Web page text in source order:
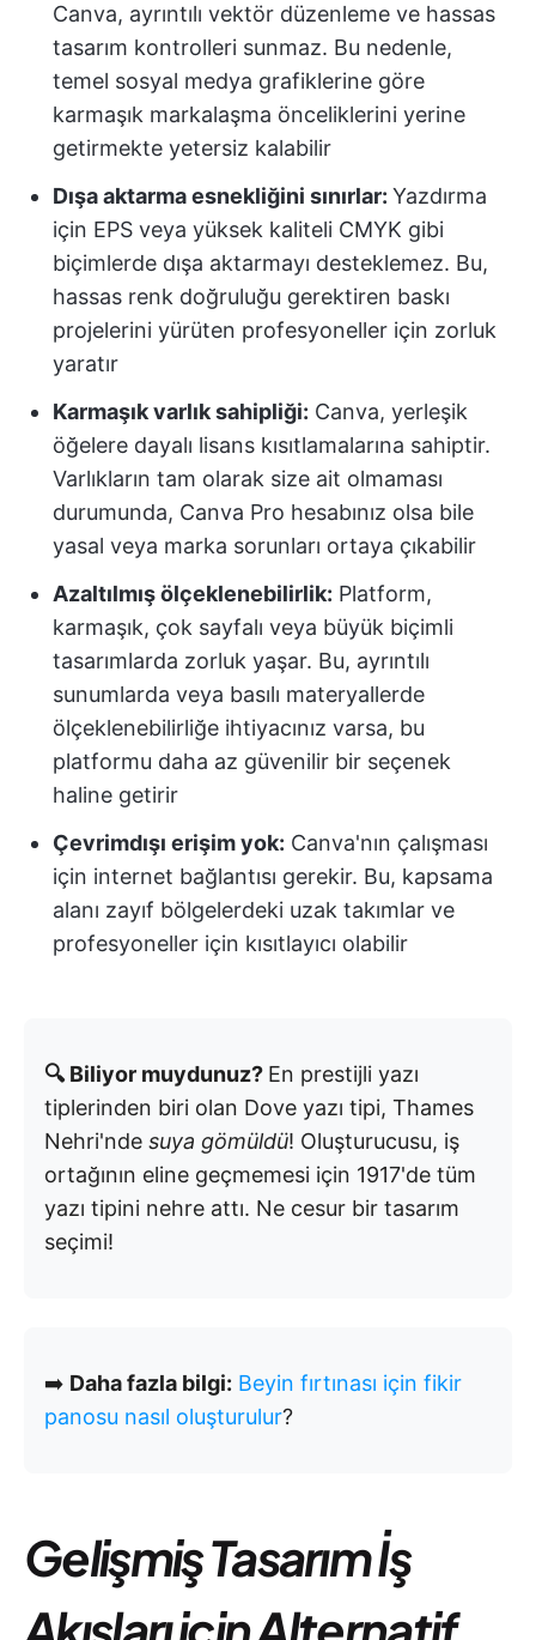
Canva, ayrıntılı vektör düzenleme ve hassas
tasarım kontrolleri sunmaz. Bu nedenle,
temel sosyal medya grafiklerine göre
karmaşık markalaşma önceliklerini yerine
getirmekte yetersiz kalabilir
Dışa aktarma esnekliğini sınırlar: Yazdırma
için EPS veya yüksek kaliteli CMYK gibi
biçimlerde dışa aktarmayı desteklemez. Bu,
hassas renk doğruluğu gerektiren baskı
projelerini yürüten profesyoneller için zorluk
yaratır
Karmaşık varlık sahipliği: Canva, yerleşik
öğelere dayalı lisans kısıtlamalarına sahiptir.
Varlıkların tam olarak size ait olmaması
durumunda, Canva Pro hesabınız olsa bile
yasal veya marka sorunları ortaya çıkabilir
Azaltılmış ölçeklenebilirlik: Platform,
karmaşık, çok sayfalı veya büyük biçimli
tasarımlarda zorluk yaşar. Bu, ayrıntılı
sunumlarda veya basılı materyallerde
ölçeklenebilirliğe ihtiyacınız varsa, bu
platformu daha az güvenilir bir seçenek
haline getirir
Çevrimdışı erişim yok: Canva'nın çalışması
için internet bağlantısı gerekir. Bu, kapsama
alanı zayıf bölgelerdeki uzak takımlar ve
profesyoneller için kısıtlayıcı olabilir
🔍 Biliyor muydunuz? En prestijli yazı
tiplerinden biri olan Dove yazı tipi, Thames
Nehri'nde suya gömüldü! Oluşturucusu, iş
ortağının eline geçmemesi için 1917'de tüm
yazı tipini nehre attı. Ne cesur bir tasarım
seçimi!
➡️ Daha fazla bilgi: Beyin fırtınası için fikir
panosu nasıl oluşturulur?
Gelişmiş Tasarım İş